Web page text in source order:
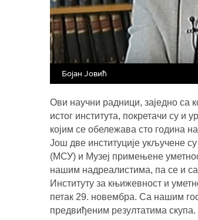
Бојан Јовић
Ови научни радници, заједно
истог института, покретачи су и
којим се обележава сто година
Још две институције укључене су
(МСУ) и Музеј примењене
нашим надреалистима, па се и
Институту за књижевност и
петак 29. новембра. Са нашим
предвиђеним резултатима скупа.